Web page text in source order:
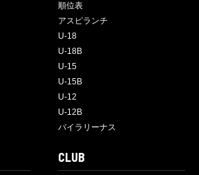
順位表
アスピランチ
U-18
U-18B
U-15
U-15B
U-12
U-12B
バイラリーナス
CLUB